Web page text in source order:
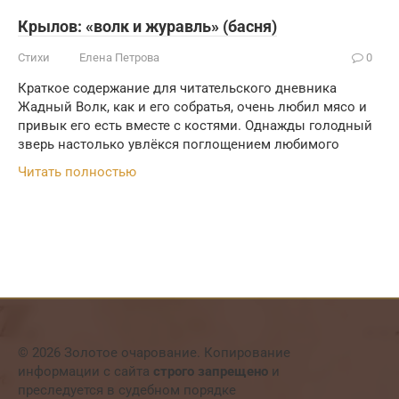
Крылов: «волк и журавль» (басня)
Стихи Елена Петрова 0
Краткое содержание для читательского дневника
Жадный Волк, как и его собратья, очень любил мясо и
привык его есть вместе с костями. Однажды голодный
зверь настолько увлёкся поглощением любимого
Читать полностью
© 2026 Золотое очарование. Копирование
информации с сайта строго запрещено и
преследуется в судебном порядке